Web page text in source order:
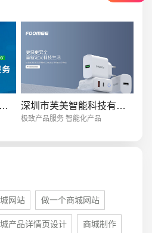
深圳市诺德检测技术有限公司 深圳市芙美智能科技有限公司
极致产品服务 智能化产品
网站 做一个商城网站
产品详情页设计 商城制作
站 · 标准企业官网建设
台开发 · 微信小程序开发